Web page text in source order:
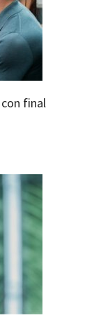
final